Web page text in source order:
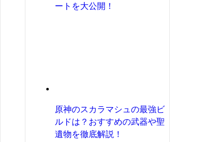
ートを大公開！
原神のスカラマシュの最強ビ
ルドは？おすすめの武器や聖
遺物を徹底解説！